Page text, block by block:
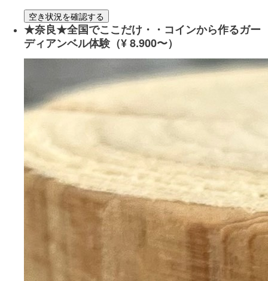
空き状況を確認する
★奈良★全国でここだけ・・コインから作るガー
ディアンベル体験（¥ 8.900〜）